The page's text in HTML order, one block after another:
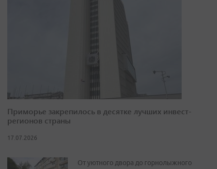
Приморье закрепилось в десятке лучших инвест-
регионов страны
17.07.2026
От уютного двора до горнолыжного